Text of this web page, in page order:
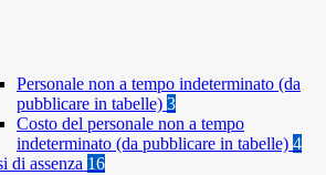
Personale non a tempo indeterminato (da
pubblicare in tabelle) 3
Costo del personale non a tempo
indeterminato (da pubblicare in tabelle) 4
di assenza 16